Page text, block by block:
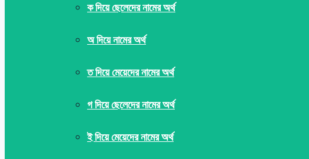
ক দিয়ে ছেলেদের নামের অর্থ
অ দিয়ে নামের অর্থ
ত দিয়ে মেয়েদের নামের অর্থ
গ দিয়ে ছেলেদের নামের অর্থ
ই দিয়ে মেয়েদের নামের অর্থ